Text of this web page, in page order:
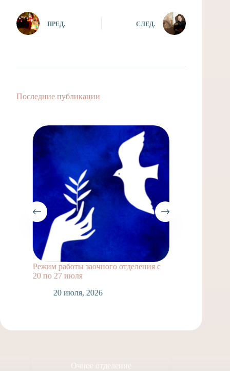
ПРЕД. СЛЕД.
Последние публикации
Режим работы заочного отделения с
20 по 27 июля
20 июля, 2026
Очное отделение